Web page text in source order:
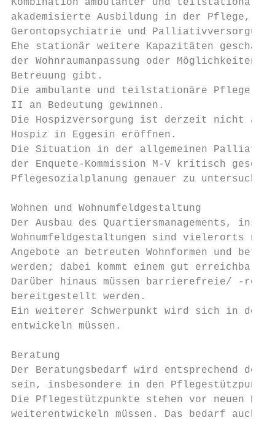
Kombination ambulanter und teilstationärer
akademisierte Ausbildung in der Pflege,
Gerontopsychiatrie und Palliativversorgung.
Ehe stationär weitere Kapazitäten
der Wohnraumanpassung oder
Betreuung gibt.
Die ambulante und teilstationäre Pflege
II an Bedeutung gewinnen.
Die Hospizversorgung ist derzeit nicht
Hospiz in Eggesin eröffnen.
Die Situation in der allgemeinen
der Enquete-Kommission M-V kritisch
Pflegesozialplanung genauer zu untersuchen.
Wohnen und Wohnumfeldgestaltung
Der Ausbau des Quartiersmanagements,
Wohnumfeldgestaltungen sind vielerorts
Angebote an betreuten Wohnformen und
werden; dabei kommt einem gut
Darüber hinaus müssen barrierefreie/ -
bereitgestellt werden.
Ein weiterer Schwerpunkt wird sich in der
entwickeln müssen.
Beratung
Der Beratungsbedarf wird entsprechend
sein, insbesondere in den
Die Pflegestützpunkte stehen vor neuen
weiterentwickeln müssen. Das bedarf auch